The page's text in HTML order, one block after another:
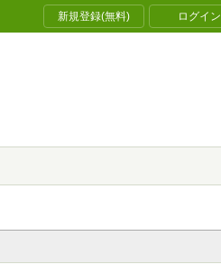
新規登録(無料) ログイン